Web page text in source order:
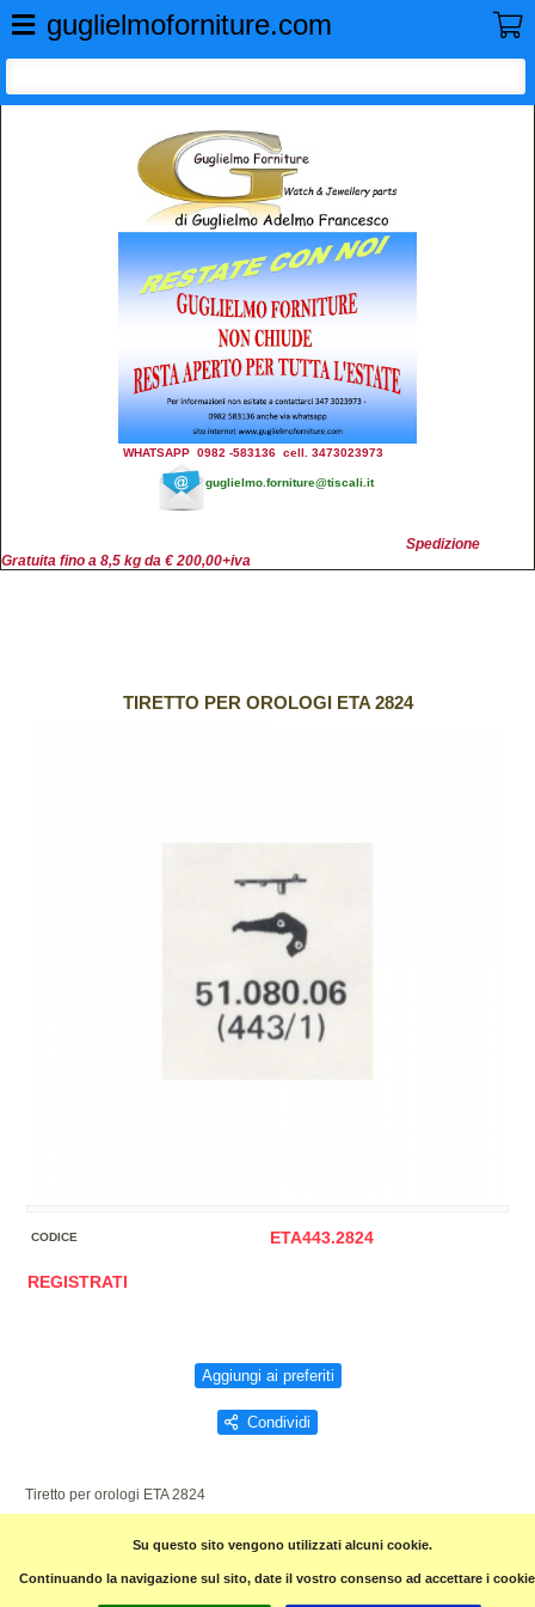
Su questo sito vengono utilizzati alcuni cookie.
Continuando la navigazione sul sito, date il vostro consenso ad accettare i
guglielmoforniture.com
GUGLIELMO FORNITURE
WHATSAPP 0982 -583136 cell. 3473023973
guglielmo.forniture@tiscali.it
Spedizione
Gratuita fino a 8,5 kg da € 200,00+iva
TIRETTO PER OROLOGI ETA 2824
CODICE ETA443.2824
REGISTRATI
Aggiungi ai preferiti
Condividi
Tiretto per orologi ETA 2824